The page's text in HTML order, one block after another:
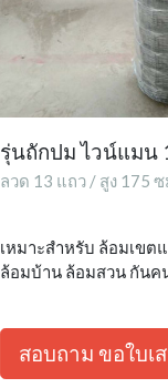
รุ่นถักปม ไวน์แมน
ลวด 13 แถว / สูง 175
เหมาะสำหรับ ล้อมเข
ล้อมบ้าน ล้อมสวน กันค
สอบถาม ขอใบเ